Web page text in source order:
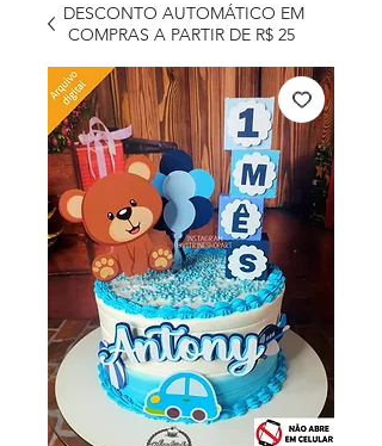
DESCONTO AUTOMÁTICO EM
COMPRAS A PARTIR DE R$ 25